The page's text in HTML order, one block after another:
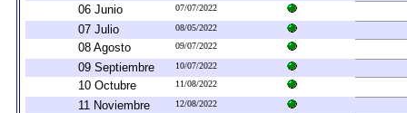
06 Junio 07/07/2022
07 Julio 08/05/2022
08 Agosto 09/07/2022
09 Septiembre 10/07/2022
10 Octubre 11/08/2022
11 Noviembre 12/08/2022